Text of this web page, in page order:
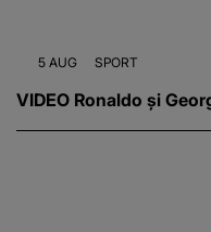
5 AUG SPORT
VIDEO Ronaldo și